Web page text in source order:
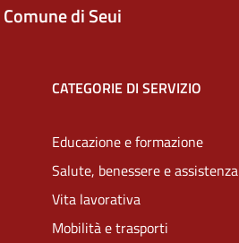
Comune di Seui
CATEGORIE DI SERVIZIO
Educazione e formazione
Salute, benessere e assistenza
Vita lavorativa
Mobilità e trasporti